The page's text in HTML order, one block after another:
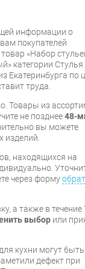
информации о
покупателей
«Набор
категории Стулья
Екатеринбурга по
труда.
Товары из
не позднее48-
вы можете
изделий.
находящихся на
через форму
а также в течение
выбор или
кухни могут быть
дефект при